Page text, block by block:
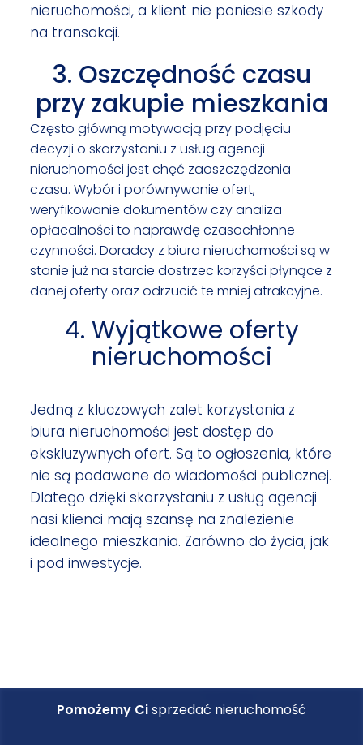
nieruchomości, a klient nie poniesie szkody
na transakcji.
3. Oszczędność czasu
przy zakupie mieszkania
Często główną motywacją przy podjęciu
decyzji o skorzystaniu z usług agencji
nieruchomości jest chęć zaoszczędzenia
czasu. Wybór i porównywanie ofert,
weryfikowanie dokumentów czy analiza
opłacalności to naprawdę czasochłonne
czynności. Doradcy z biura nieruchomości są w
stanie już na starcie dostrzec korzyści płynące z
danej oferty oraz odrzucić te mniej atrakcyjne.
4. Wyjątkowe oferty
nieruchomości
Jedną z kluczowych zalet korzystania z
biura nieruchomości jest dostęp do
ekskluzywnych ofert. Są to ogłoszenia, które
nie są podawane do wiadomości publicznej.
Dlatego dzięki skorzystaniu z usług agencji
nasi klienci mają szansę na znalezienie
idealnego mieszkania. Zarówno do życia, jak
i pod inwestycje.
Pomożemy Cisprzedać nieruchomość